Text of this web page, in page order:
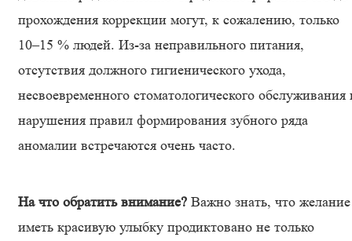
прохождения коррекции могут, к сожалению, только
10–15 % людей. Из-за неправильного питания,
отсутствия должного гигиенического ухода,
несвоевременного стоматологического обслуживания
нарушения правил формирования зубного ряда
аномалии встречаются очень часто.
На что обратить внимание? Важно знать, что желание
иметь красивую улыбку продиктовано не только